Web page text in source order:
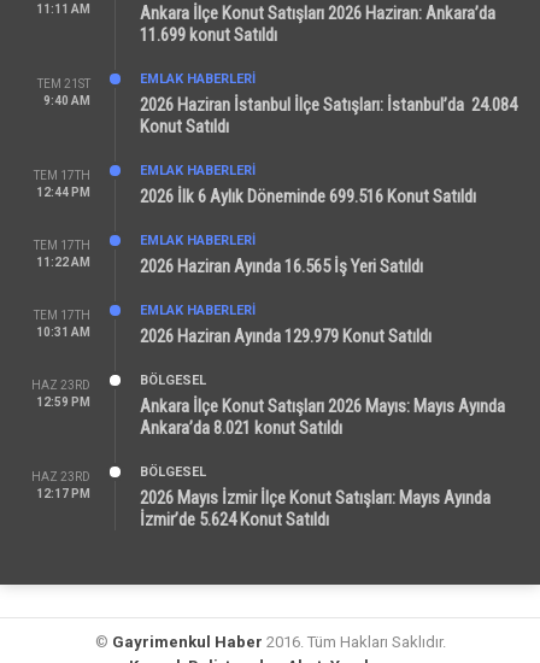
11:11 AM
Ankara İlçe Konut Satışları 2026 Haziran: Ankara’da
11.699 konut Satıldı
TEM 21ST
9:40 AM
EMLAK HABERLERI
2026 Haziran İstanbul İlçe Satışları: İstanbul’da 24.084
Konut Satıldı
TEM 17TH
12:44 PM
EMLAK HABERLERI
2026 İlk 6 Aylık Döneminde 699.516 Konut Satıldı
TEM 17TH
11:22 AM
EMLAK HABERLERI
2026 Haziran Ayında 16.565 İş Yeri Satıldı
TEM 17TH
10:31 AM
EMLAK HABERLERI
2026 Haziran Ayında 129.979 Konut Satıldı
HAZ 23RD
12:59 PM
BÖLGESEL
Ankara İlçe Konut Satışları 2026 Mayıs: Mayıs Ayında
Ankara’da 8.021 konut Satıldı
HAZ 23RD
12:17 PM
BÖLGESEL
2026 Mayıs İzmir İlçe Konut Satışları: Mayıs Ayında
İzmir’de 5.624 Konut Satıldı
© Gayrimenkul Haber 2016. Tüm Hakları Saklıdır.